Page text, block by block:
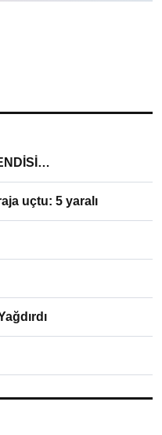
uçtu: 5 yaralı